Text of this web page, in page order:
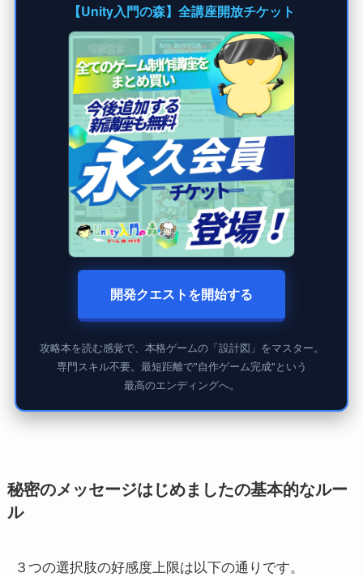
【Unity入門の森】全講座開放チケット
開発クエストを開始する
攻略本を読む感覚で、本格ゲームの「設計図」をマスター。
専門スキル不要。最短距離で"自作ゲーム完成"という
最高のエンディングへ。
秘密のメッセージはじめましたの基本的なルー
ル
３つの選択肢の好感度上限は以下の通りです。